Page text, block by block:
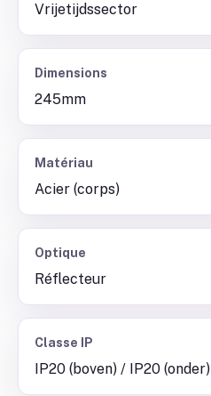
Vrijetijdssector
Dimensions
245mm
Matériau
Acier (corps)
Optique
Réflecteur
Classe IP
IP20 (boven) / IP20 (onder)